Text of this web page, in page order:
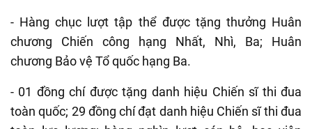
- Hàng chục lượt tập thể được tặng thưởng Huân
chương Chiến công hạng Nhất, Nhì, Ba; Huân
chương Bảo vệ Tổ quốc hạng Ba.
- 01 đồng chí được tặng danh hiệu Chiến sĩ thi đua
toàn quốc; 29 đồng chí đạt danh hiệu Chiến sĩ thi đua